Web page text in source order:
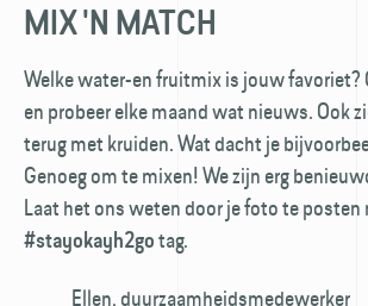
MIX 'N MATCH
Welke water-en fruitmix is jouw favoriet?
en probeer elke maand wat nieuws. Ook
terug met kruiden. Wat dacht je
Genoeg om te mixen! We zijn erg
Laat het ons weten door je foto te posten
#stayokayh2gotag.
Ellen, duurzaamheidsmedewerker